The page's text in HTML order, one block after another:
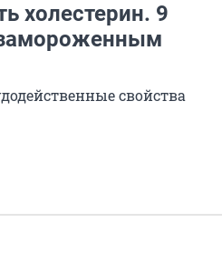
холестерин. 9
свойства